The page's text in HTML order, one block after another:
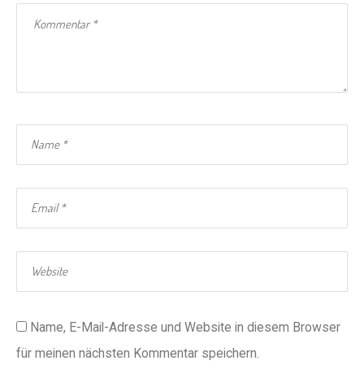
Name, E-Mail-Adresse und Website in diesem Browser
für meinen nächsten Kommentar speichern.